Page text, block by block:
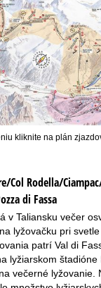
kliknite na plán
Col Rodella/
di Fassa
v Taliansku večer
lyžovačku pri
patrí Val di
lyžiarskom
večerné lyžovanie.